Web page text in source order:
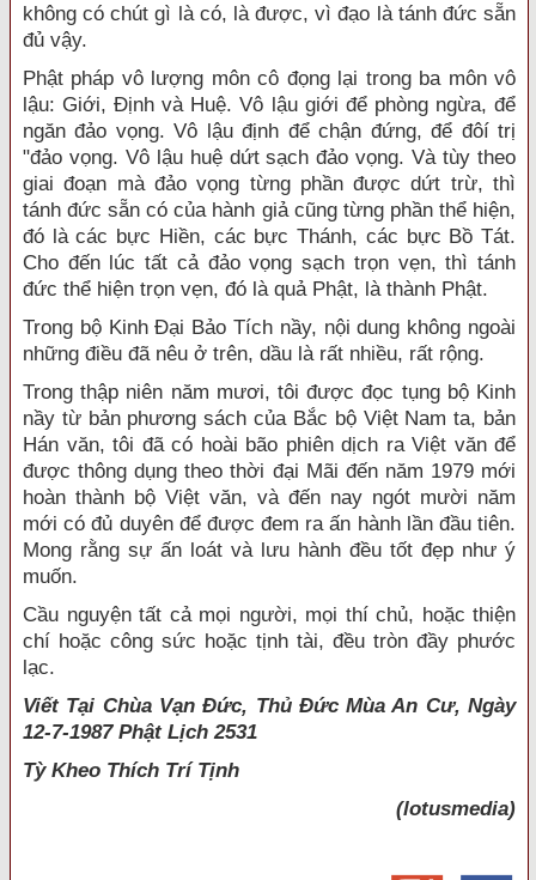
không có chút gì là có, là được, vì đạo là tánh đức sẵn
đủ vậy.
Phật pháp vô lượng môn cô đọng lại trong ba môn vô
lậu: Giới, Định và Huệ. Vô lậu giới để phòng ngừa, để
ngăn đảo vọng. Vô lậu định để chận đứng, để đôí trị
"đảo vọng. Vô lậu huệ dứt sạch đảo vọng. Và tùy theo
giai đoạn mà đảo vọng từng phần được dứt trừ, thì
tánh đức sẵn có của hành giả cũng từng phần thể hiện,
đó là các bực Hiền, các bực Thánh, các bực Bồ Tát.
Cho đến lúc tất cả đảo vọng sạch trọn vẹn, thì tánh
đức thể hiện trọn vẹn, đó là quả Phật, là thành Phật.
Trong bộ Kinh Đại Bảo Tích nầy, nội dung không ngoài
những điều đã nêu ở trên, dầu là rất nhiều, rất rộng.
Trong thập niên năm mươi, tôi được đọc tụng bộ Kinh
nầy từ bản phương sách của Bắc bộ Việt Nam ta, bản
Hán văn, tôi đã có hoài bão phiên dịch ra Việt văn để
được thông dụng theo thời đại Mãi đến năm 1979 mới
hoàn thành bộ Việt văn, và đến nay ngót mười năm
mới có đủ duyên để được đem ra ấn hành lần đầu tiên.
Mong rằng sự ấn loát và lưu hành đều tốt đẹp như ý
muốn.
Cầu nguyện tất cả mọi người, mọi thí chủ, hoặc thiện
chí hoặc công sức hoặc tịnh tài, đều tròn đầy phước
lạc.
Viết Tại Chùa Vạn Đức, Thủ Đức Mùa An Cư, Ngày
12-7-1987 Phật Lịch 2531
Tỳ Kheo Thích Trí Tịnh
(lotusmedia)